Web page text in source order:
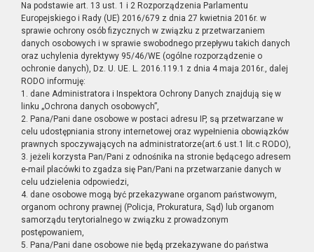
Na podstawie art. 13 ust. 1 i 2 Rozporządzenia Parlamentu
Europejskiego i Rady (UE) 2016/679 z dnia 27 kwietnia 2016r. w
sprawie ochrony osób fizycznych w związku z przetwarzaniem
danych osobowych i w sprawie swobodnego przepływu takich danych
oraz uchylenia dyrektywy 95/46/WE (ogólne rozporządzenie o
ochronie danych), Dz. U. UE. L. 2016.119.1 z dnia 4 maja 2016r., dalej
RODO informuję:
1. dane Administratora i Inspektora Ochrony Danych znajdują się w
linku „Ochrona danych osobowych”,
2. Pana/Pani dane osobowe w postaci adresu IP, są przetwarzane w
celu udostępniania strony internetowej oraz wypełnienia obowiązków
prawnych spoczywających na administratorze(art.6 ust.1 lit.c RODO),
3. jeżeli korzysta Pan/Pani z odnośnika na stronie będącego adresem
e-mail placówki to zgadza się Pan/Pani na przetwarzanie danych w
celu udzielenia odpowiedzi,
4. dane osobowe mogą być przekazywane organom państwowym,
organom ochrony prawnej (Policja, Prokuratura, Sąd) lub organom
samorządu terytorialnego w związku z prowadzonym
postępowaniem,
5. Pana/Pani dane osobowe nie będą przekazywane do państwa